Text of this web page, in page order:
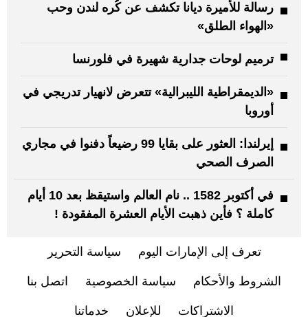
رسالة للأميرة ديانا تكشف عن كُره لندن وحب
«الهواء الطلق»
ترميم لوحات جدارية شهيرة في فلورنسا
«الديمقراطية الليبرالية» تتعرض لانهيار تدريجي في
أوروبا
إيرلندا: العثور على بقايا 99 رضيعاً دفنوا في مجاري
الصرف الصحي
في أكتوبر 1582 .. نام العالم واستيقظ بعد 10 أيام
كاملة ؟ فأين ذهبت الأيام العشرة المفقودة !
تعرف إلى الإمارات اليوم سياسة التحرير
الشروط والأحكام سياسة الخصوصية اتصل بنا
الاشتراكات للإعلان خدماتنا